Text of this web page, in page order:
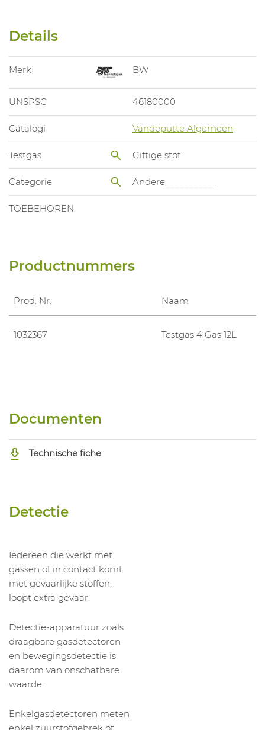
Details
Merk BW
UNSPSC 46180000
Catalogi Vandeputte Algemeen
Testgas Giftige stof
Categorie Andere___________
TOEBEHOREN
Productnummers
Prod. Nr. Naam
1032367 Testgas 4 Gas 12L
Documenten
Technische fiche
Detectie
Iedereen die werkt met
gassen of in contact komt
met gevaarlijke stoffen,
loopt extra gevaar.
Detectie-apparatuur zoals
draagbare gasdetectoren
en bewegingsdetectie is
daarom van onschatbare
waarde.
Enkelgasdetectoren meten